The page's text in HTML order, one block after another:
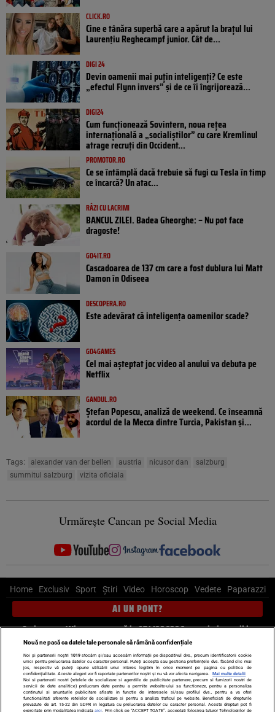
CLICK.RO
Cine e tânăra superbă care a apărut la brațul lui
Laurențiu Reghecampf junior. Cât de...
DIGI 24
Devin oamenii mai puțin inteligenți? Ce este
„efectul Flynn invers” și de ce îi îngrijorează...
DIGI24
Cum funcționează Sovintern, noua rețea
internațională a „socialiștilor” cu care Kremlinul
atrage recruți din Occident...
PROMOTOR.RO
Ce se întâmplă dacă trebuie să fugi cu Tesla în timp
ce încarcă? Un atac...
RÂZI CU LACRIMI
BANCUL ZILEI. Badea Gheorghe: – Nu pot face
dragoste!
GO4IT.RO
Cascadoarea de 137 cm care a fost dublura lui Matt
Damon în Odiseea
DESCOPERA.RO
Este adevărat că inteligența oamenilor scade?
GO4GAMES
Cel mai așteptat joc video al anului va debuta pe
Netflix
GANDUL.RO
Ștefan Popescu, analiză de weekend. Ce înseamnă
acordul de la Mecca dintre Turcia, Pakistan şi...
Tags: alexander van der bellen austria nicusor dan
salzburg
summitul salzburg
vizita oficiala
Urmărește Cancan pe Social Media
Home Exclusiv Sport Știri Video Horoscop Vedete Paparazzi
AI UN PONT?
Scrie-ne pe Whatsapp, sună la 0741226226 sau trimite mail la
pont@cancan.ro
Știri interne Știri externe
Politică
Ultimele stiri
Diete Insula Iubirii Dictionar de vise
LIFE STYLE
Horoscop
Nouă ne pasă ca datele tale personale să rămână confidențiale
Noi și partenerii noștri 1019stocăm și/sau accesăm informații pe dispozitivul dvs., precum identificatorii cookie
unici pentru prelucrarea datelor cu caracter personal. Puteți accepta sau gestiona preferințele dvs. făcând clic mai
jos, respectiv vă puteți opune utilizării unui interes legitim în orice moment pe pagina cu politica de
confidențialitate. Aceste alegeri vor fi raportate partenerilor noștri și nu vă vor afecta navigarea.
Mai multe detalii
Noi si partenerii nostri (retelele de socializare si agentiile de publicitate partenere, precum si furnizorii nostri de
servicii de date analitice) prelucram date pentru a permite website-ului sa functioneze, pentru a personaliza
continutul si anunturile publicitare afisate in functie de interesele si/sau profilul dvs., pentru a va oferi
functionalitati aferente retelelor de socializare si pentru a analiza traficul pe website. Beneficiati de drepturile
prevazute de art. 15-22 din GDPR in legatura cu prelucrarea datelor cu caracter personal. Aceste drepturi pot fi
exercitate prin modalitatea indicataaici . Prin click pe “ACCEPT TOATE”, acceptati folosirea tuturor Tehnologiilor de